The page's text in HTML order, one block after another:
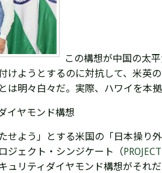
この構想が中国の太
けようとするのに対抗して、米英
は明々白々だ。実際、ハワイを本
イヤモンド構想
せよう」とする米国の「日本操り
ジェクト・シンジケート（
ュリティダイヤモンド構想がそれだ